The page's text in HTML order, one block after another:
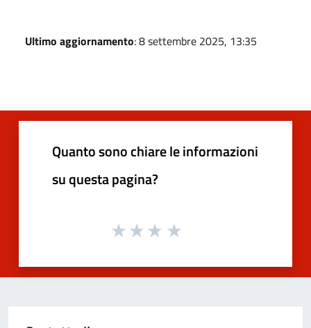
Ultimo aggiornamento: 8 settembre 2025, 13:35
Quanto sono chiare le informazioni
su questa pagina?